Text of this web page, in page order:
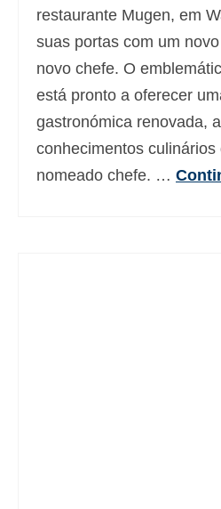
restaurante Mugen, em
suas portas com um
novo chefe. O
está pronto a oferecer
gastronómica renovada,
conhecimentos culinários
nomeado chefe. …